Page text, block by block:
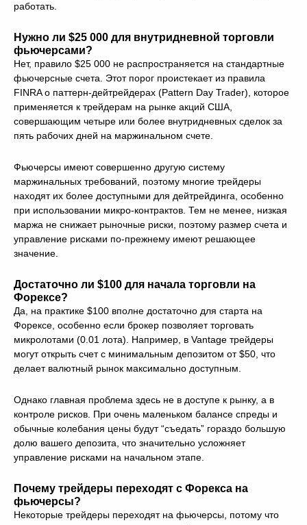
работать.
Нужно ли $25 000 для внутридневной торговли
фьючерсами?
Нет, правило $25 000 не распространяется на стандартные
фьючерсные счета. Этот порог проистекает из правила
FINRA о паттерн-дейтрейдерах (Pattern Day Trader), которое
применяется к трейдерам на рынке акций США,
совершающим четыре или более внутридневных сделок за
пять рабочих дней на маржинальном счете.
Фьючерсы имеют совершенно другую систему
маржинальных требований, поэтому многие трейдеры
находят их более доступными для дейтрейдинга, особенно
при использовании микро-контрактов. Тем не менее, низкая
маржа не снижает рыночные риски, поэтому размер счета и
управление рисками по-прежнему имеют решающее
значение.
Достаточно ли $100 для начала торговли на
Форексе?
Да, на практике $100 вполне достаточно для старта на
Форексе, особенно если брокер позволяет торговать
микролотами (0.01 лота). Например, в Vantage трейдеры
могут открыть счет с минимальным депозитом от $50, что
делает валютный рынок максимально доступным.
Однако главная проблема здесь не в доступе к рынку, а в
контроле рисков. При очень маленьком балансе спреды и
обычные колебания цены будут “съедать” гораздо большую
долю вашего депозита, что значительно усложняет
управление рисками на начальном этапе.
Почему трейдеры переходят с Форекса на
фьючерсы?
Некоторые трейдеры переходят на фьючерсы, потому что